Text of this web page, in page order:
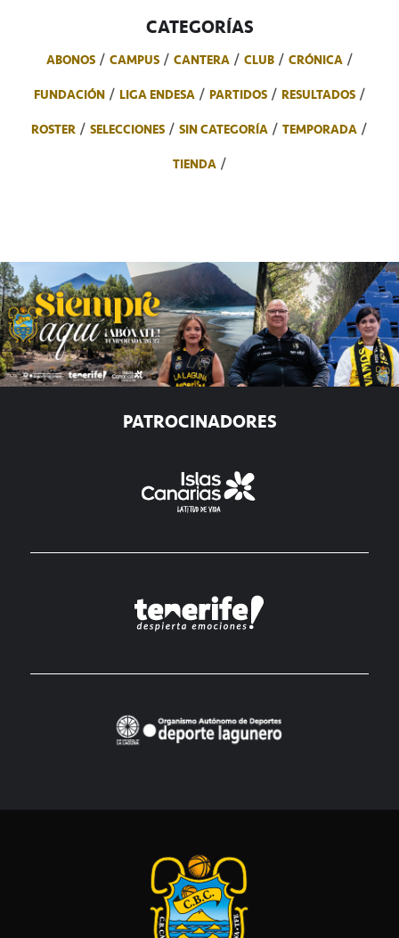
CATEGORÍAS
ABONOS CAMPUS CANTERA CLUB
CRÓNICA
FUNDACIÓN
LIGA ENDESA PARTIDOS
RESULTADOS
ROSTER
SELECCIONES SIN CATEGORÍA
TEMPORADA
TIENDA
PATROCINADORES